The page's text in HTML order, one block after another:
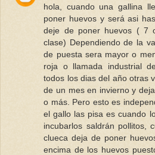
hola, cuando una gallina
poner huevos y será asi
deje de poner huevos ( 7
clase) Dependiendo de la
de puesta sera mayor o
roja o llamada industrial
todos los dias del año otras
de un mes en invierno y
o más. Pero esto es
el gallo las pisa es cuando
incubarlos saldrán pollitos,
clueca deja de poner
encima de los huevos